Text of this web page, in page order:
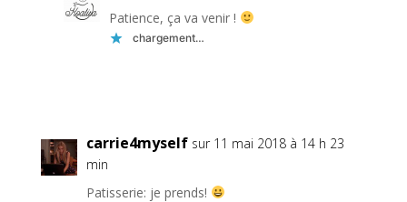
Patience, ça va venir !
chargement…
carrie4myself sur 11 mai 2018 à 14 h 23
min
Patisserie: je prends!